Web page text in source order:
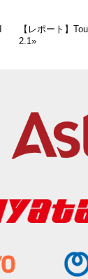
【レポート】
2.1»